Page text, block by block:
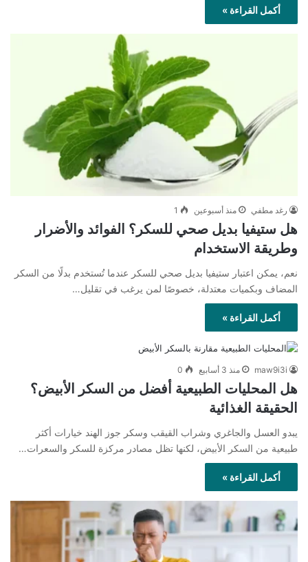
أكمل القراءة »
رغد مطفي منذ أسبوعين 1
هل ستيفيا بديل صحي للسكر؟ الفوائد والأضرار
وطريقة الاستخدام
نعم، يمكن اعتبار ستيفيا بديل صحي للسكر عندما تُستخدم بدلًا من السكر
المضاف وبكميات معتدلة، خصوصًا لمن يرغب في تقليل…
أكمل القراءة »
maw9i3i منذ 3 أسابيع 0
هل المحليات الطبيعية أفضل من السكر الأبيض؟
الحقيقة الغذائية
يبدو العسل والجاغري وشراب القيقب وسكر جوز الهند خيارات أكثر
طبيعية من السكر الأبيض، لكنها تظل مصادر مركزة للسكر والسعرات…
أكمل القراءة »